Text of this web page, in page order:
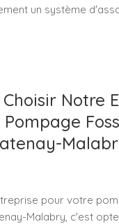
un système
Notre
pour votre
Malabry, c'est